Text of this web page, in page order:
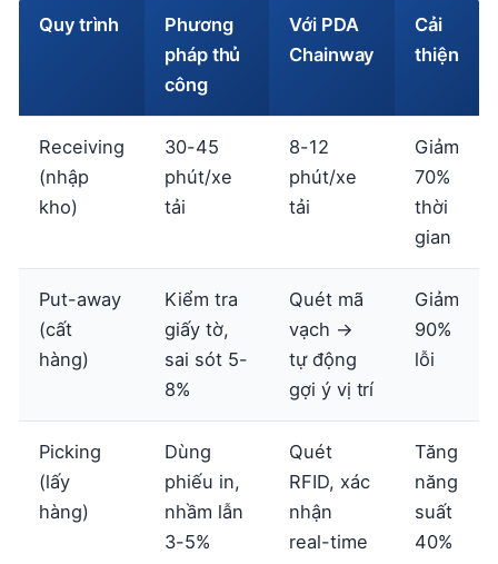
Quy trình
Phương
pháp thủ
công
Với PDA
Chainway
Cải
thiện
Receiving
(nhập
kho)
30-45
phút/xe
tải
8-12
phút/xe
tải
Giảm
70%
thời
gian
Put-away
(cất
hàng)
Kiểm tra
giấy tờ,
sai sót 5-
8%
Quét mã
vạch →
tự động
gợi ý vị trí
Giảm
90%
lỗi
Picking
(lấy
hàng)
Dùng
phiếu in,
nhầm lẫn
3-5%
Quét
RFID, xác
nhận
real-time
Tăng
năng
suất
40%